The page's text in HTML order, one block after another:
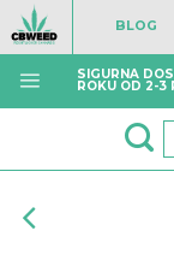
Skip
to
content
BLOG
SIGURNA
ROKU OD 2-3